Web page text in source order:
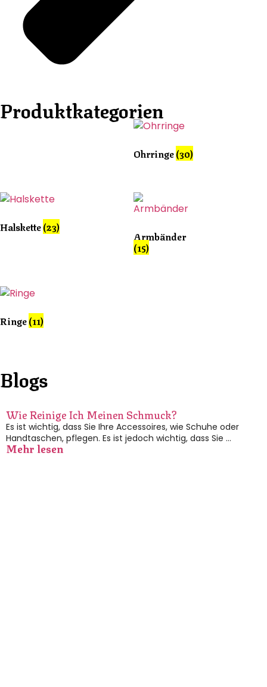
Produktkategorien
Ohrringe(30)
Halskette(23)
Armbänder
(15)
Ringe(11)
Blogs
Wie Reinige Ich Meinen Schmuck?
Es ist wichtig, dass Sie Ihre Accessoires, wie Schuhe oder
Handtaschen, pflegen. Es ist jedoch wichtig, dass Sie …
Mehr lesen